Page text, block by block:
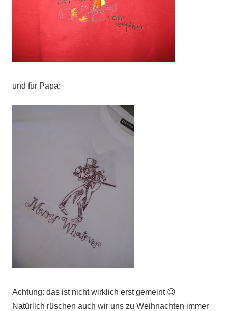
und für Papa:
Achtung: das ist nicht wirklich erst gemeint 😉
Natürlich rüschen auch wir uns zu Weihnachten immer